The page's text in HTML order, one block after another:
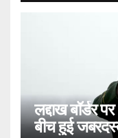
लद्दाख बॉर्डर
बीच हुई